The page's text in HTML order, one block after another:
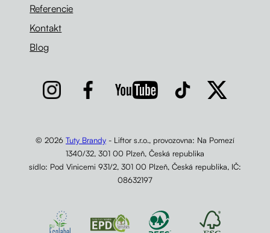
Referencie
Kontakt
Blog
© 2026 Tuty Brandy- Liftor s.r.o., provozovna: Na Pomezí
1340/32, 301 00 Plzeň, Česká republika
sídlo: Pod Vinicemi 931/2, 301 00 Plzeň, Česká republika, IČ:
08632197